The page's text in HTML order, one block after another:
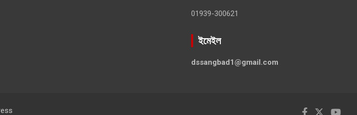
01939-300621
ইমেইল
dssangbad1@gmail.com